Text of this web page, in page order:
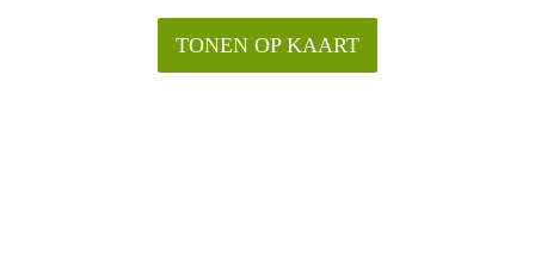
TONEN OP KAART